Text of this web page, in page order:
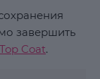
завершить
Coat.